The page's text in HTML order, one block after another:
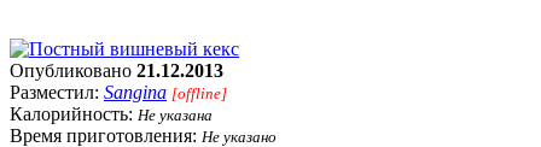
Опубликовано 21.12.2013
Разместил: Sangina [offline]
Калорийность: Не указана
Время приготовления: Не указано